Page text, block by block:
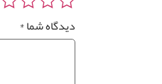
دیدگاه شما*